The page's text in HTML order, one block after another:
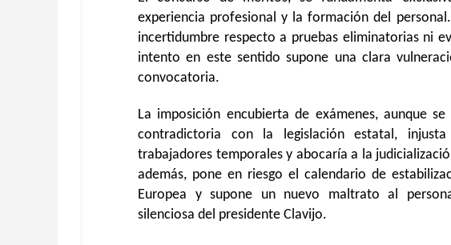
experiencia profesional y la formación del
incertidumbre respecto a pruebas eliminatorias ni
intento en este sentido supone una clara
convocatoria.
La imposición encubierta de exámenes, aunque
contradictoria con la legislación estatal,
trabajadores temporales y abocaría a la
además, pone en riesgo el calendario de
Europea y supone un nuevo maltrato al
silenciosa del presidente Clavijo.